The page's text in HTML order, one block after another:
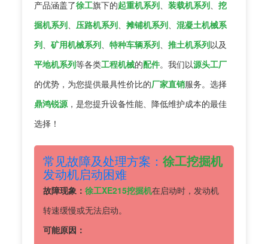
产品涵盖了徐工旗下的起重机系列、 装载机系列、 挖
掘机系列、 压路机系列、 摊铺机系列、 混凝土机械系
列、 矿用机械系列、 特种车辆系列、 推土机系列以及
平地机系列等各类工程机械的配件。我们以源头工厂
的优势，为您提供最具性价比的厂家直销服务。选择
鼎鸿锐源，是您提升设备性能、降低维护成本的最佳
选择！
常见故障及处理方案： 徐工挖掘机
发动机启动困难
故障现象： 徐工XE215挖掘机在启动时，发动机
转速缓慢或无法启动。
可能原因：